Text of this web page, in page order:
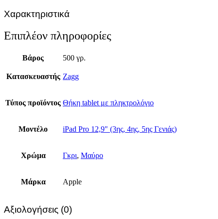
Χαρακτηριστικά
Επιπλέον πληροφορίες
Βάρος 500 γρ.
Κατασκευαστής Zagg
Τύπος προϊόντος Θήκη tablet με πληκτρολόγιο
Μοντέλο iPad Pro 12,9" (3ης, 4ης, 5ης Γενιάς)
Χρώμα Γκρι, Μαύρο
Μάρκα Apple
Αξιολογήσεις (0)